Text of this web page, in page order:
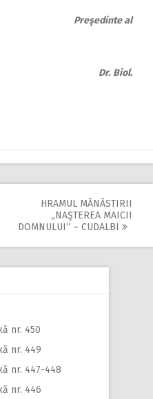
Preşedinte al
Onose Dr. Biol.
HRAMUL MĂNĂSTIRII
„NAŞTEREA MAICII
DOMNULUI“ – CUDALBI
nr. 450
nr. 449
nr. 447-448
nr. 446